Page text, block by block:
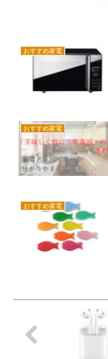
おすすめ家電
おすすめ家電
おすすめ家電